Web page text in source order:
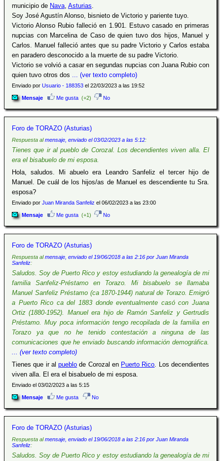
municipio de Nava, Asturias.
Soy José Agustín Alonso, bisnieto de Victorio y pariente tuyo.
Victorio Alonso Rubio falleció en 1.901. Estuvo casado en primeras
nupcias con Marcelina de Caso de quien tuvo dos hijos, Manuel y
Carlos. Manuel falleció antes que su padre Victorio y Carlos estaba
en paradero desconocido a la muerte de su padre Victorio.
Victorio se volvió a casar en segundas nupcias con Juana Rubio con
quien tuvo otros dos ... (ver texto completo)
Enviado por Usuario - 188353 el 22/03/2023 a las 19:52
Mensaje Me gusta (+2) No
Foro de TORAZO (Asturias)
Respuesta almensaje, enviado el 03/02/2023 a las 5:12:
Tienes que ir al pueblo de Corozal. Los decendientes viven alla. El
era el bisabuelo de mi esposa.
Hola, saludos. Mi abuelo era Leandro Sanfeliz el tercer hijo de
Manuel. De cuál de los hijos/as de Manuel es descendiente tu Sra.
esposa?
Enviado por Juan Miranda Sanfeliz el 06/02/2023 a las 23:00
Mensaje Me gusta (+1) No
Foro de TORAZO (Asturias)
Respuesta almensaje, enviado el 19/06/2018 a las 2:16 por Juan Miranda
Sanfeliz:
Saludos. Soy de Puerto Rico y estoy estudiando la genealogía de mi
familia Sanfeliz-Préstamo en Torazo. Mi bisabuelo se llamaba
Manuel Sanfeliz Préstamo (ca 1870-1944) natural de Torazo. Emigró
a Puerto Rico ca del 1883 donde eventualmente casó con Juana
Ortiz (1880-1952). Manuel era hijo de Ramón Sanfeliz y Gertrudis
Préstamo. Muy poca información tengo recopilada de la familia en
Torazo ya que no he tenido contestación a ninguna de las
comunicaciones que he enviado buscando información demográfica.
... (ver texto completo)
Tienes que ir alpueblo de Corozal en Puerto Rico. Los decendientes
viven alla. El era el bisabuelo de mi esposa.
Enviado el 03/02/2023 a las 5:15
Mensaje Me gusta No
Foro de TORAZO (Asturias)
Respuesta almensaje, enviado el 19/06/2018 a las 2:16 por Juan Miranda
Sanfeliz:
Saludos. Soy de Puerto Rico y estoy estudiando la genealogía de mi